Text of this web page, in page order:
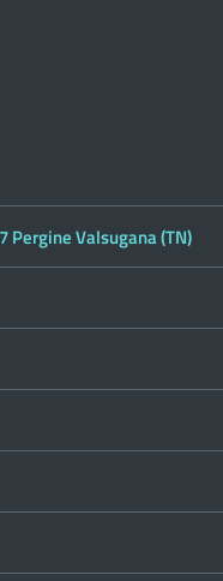
Pergine Valsugana (TN)